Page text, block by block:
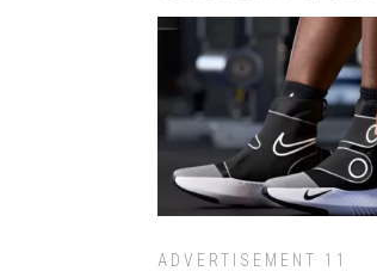
ADVERTISEMENT 11